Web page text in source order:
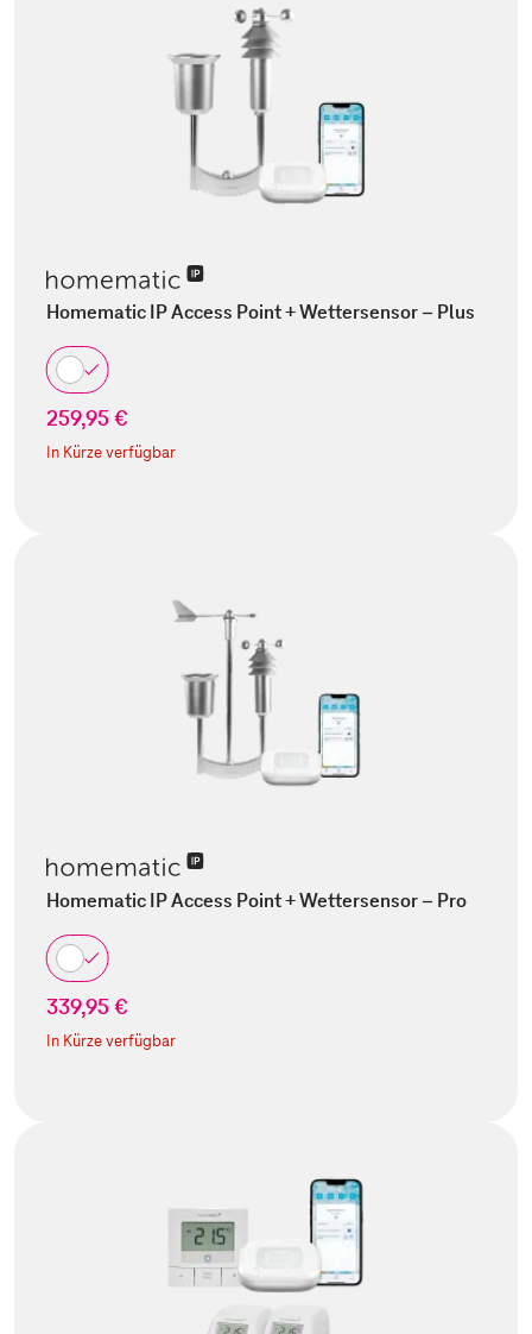
Homematic IP Access Point + Wettersensor – Plus
259,95 €
In Kürze verfügbar
Homematic IP Access Point + Wettersensor – Pro
339,95 €
In Kürze verfügbar